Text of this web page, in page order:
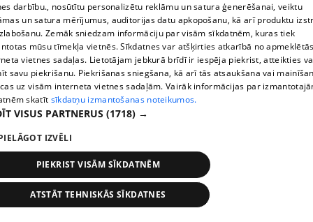
pirms 2 mēnešiem, 3 nedēļām
Samta dinastija
53. epizode
darbību., nosūtītu personalizētu reklāmu un satura ģenerēšanai, veiktu
un satura mērījumus, auditorijas datu apkopošanu, kā arī produktu
Zemāk sniedzam informāciju par visām sīkdatnēm, kuras tiek
mūsu tīmekļa vietnēs. Sīkdatnes var atšķirties atkarībā no
vietnes sadaļas. Lietotājam jebkurā brīdī ir iespēja piekrist, atteikties
savu piekrišanu. Piekrišanas sniegšana, kā arī tās atsaukšana vai
uz visām interneta vietnes sadaļām. Vairāk informācijas par
skatīt sīkdatņu izmantošanas noteikumos.
VISUS PARTNERUS (1718) →
IZVĒLI
PIEKRIST VISĀM SĪKDATNĒM
ATSTĀT TEHNISKĀS SĪKDATNES